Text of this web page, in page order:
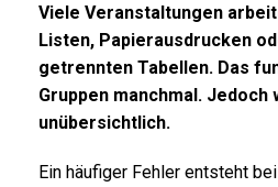
Viele Veranstaltungen
Listen, Papierausdrucken
getrennten Tabellen. Das
Gruppen manchmal. Jedoch
unübersichtlich.
Ein häufiger Fehler entsteht